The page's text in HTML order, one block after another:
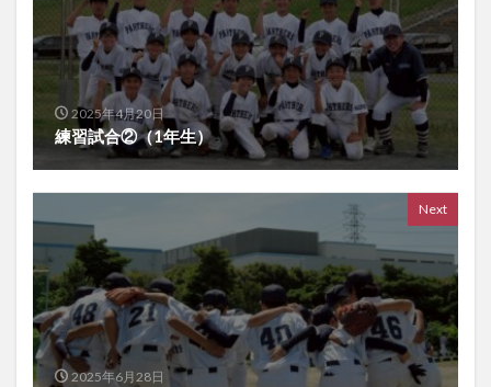
2025年4月20日
練習試合②（1年生）
Next
2025年6月28日